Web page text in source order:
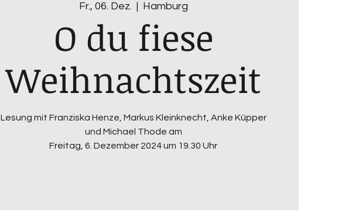
Fr., 06. Dez. Hamburg
O du fiese
Weihnachtszeit
Lesung mit Franziska Henze, Markus Kleinknecht, Anke Küpper
und Michael Thode am
Freitag, 6. Dezember 2024 um 19.30 Uhr